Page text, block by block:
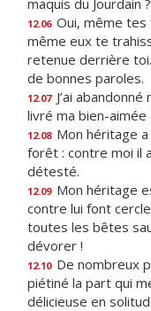
maquis du Jourdain ?
12.06 Oui, même
même eux te
retenue derrière
de bonnes paroles.
12.07 J’ai
livré ma bien-aimée
12.08 Mon héritage
forêt : contre moi il
détesté.
12.09 Mon héritage
contre lui font
toutes les bêtes
dévorer !
12.10 De nombreux
piétiné la part qui
délicieuse en